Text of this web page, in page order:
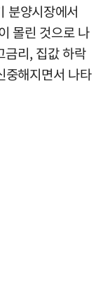
분양시장에서
몰린 것으로 나
금리, 집값 하락
중해지면서 나타